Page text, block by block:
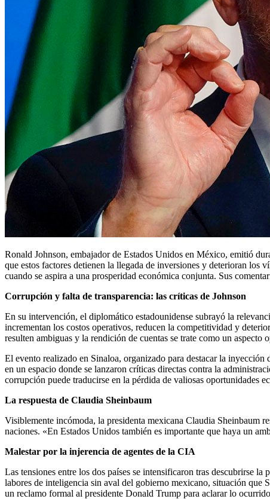
Ronald Johnson, embajador de Estados Unidos en México, emitió duras observaciones hacia el gobierno de Claudia Sheinbaum al señalar problemas de corrupción y una limitada seguridad jurídica, alertando
que estos factores detienen la llegada de inversiones y deterioran
cuando se aspira a una prosperidad económica conjunta. Sus
Corrupción y falta de transparencia: las críticas de Johnson
En su intervención, el diplomático estadounidense subrayó la
incrementan los costos operativos, reducen la competitividad y
resulten ambiguas y la rendición de cuentas se trate como un aspecto
El evento realizado en Sinaloa, organizado para destacar la
en un espacio donde se lanzaron críticas directas contra la
corrupción puede traducirse en la pérdida de valiosas oportunidades
La respuesta de Claudia Sheinbaum
Visiblemente incómoda, la presidenta mexicana Claudia Sheinbaum
naciones. «En Estados Unidos también es importante que haya un
Malestar por la injerencia de agentes de la CIA
Las tensiones entre los dos países se intensificaron tras descubrirse
labores de inteligencia sin aval del gobierno mexicano, situación
un reclamo formal al presidente Donald Trump para aclarar lo